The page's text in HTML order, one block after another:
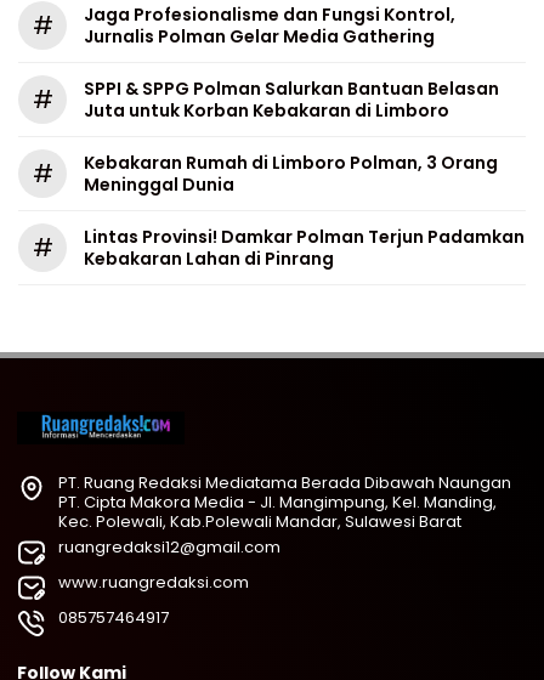
#
Jaga Profesionalisme dan Fungsi Kontrol,
Jurnalis Polman Gelar Media Gathering
#
SPPI & SPPG Polman Salurkan Bantuan Belasan
Juta untuk Korban Kebakaran di Limboro
#
Kebakaran Rumah di Limboro Polman, 3 Orang
Meninggal Dunia
#
Lintas Provinsi! Damkar Polman Terjun Padamkan
Kebakaran Lahan di Pinrang
PT. Ruang Redaksi Mediatama Berada Dibawah Naungan
PT. Cipta Makora Media - Jl. Mangimpung, Kel. Manding,
Kec. Polewali, Kab.Polewali Mandar, Sulawesi Barat
ruangredaksi12@gmail.com
www.ruangredaksi.com
085757464917
Follow Kami